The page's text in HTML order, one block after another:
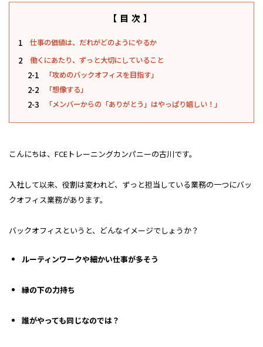
【目次】
1 仕事の価値は、だれがどのようにやるか
2 働くにあたり、ずっと大切にしていること
2-1 「攻めのバックオフィスを目指す」
2-2 「想像する」
2-3 「メンバーからの「ありがとう」はやっぱり嬉しい！」
こんにちは、FCEトレーニングカンパニーの古川です。
入社して以来、役割は変われど、ずっと担当している業務の一つにバッ
クオフィス業務があります。
バックオフィスというと、どんなイメージでしょうか？
ルーティンワークや細かい仕事が多そう
縁の下の力持ち
誰がやっても同じなのでは？